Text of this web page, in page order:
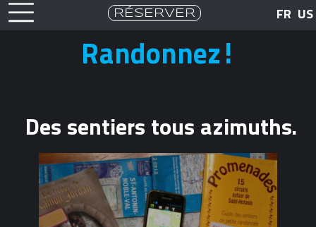
RÉSERVER US
FR
Randonnez!
Des sentiers tous azimuths.